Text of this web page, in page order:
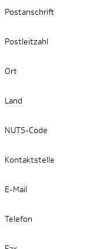
Postanschrift
Postleitzahl
Ort
Land
NUTS-Code
Kontaktstelle
E-Mail
Telefon